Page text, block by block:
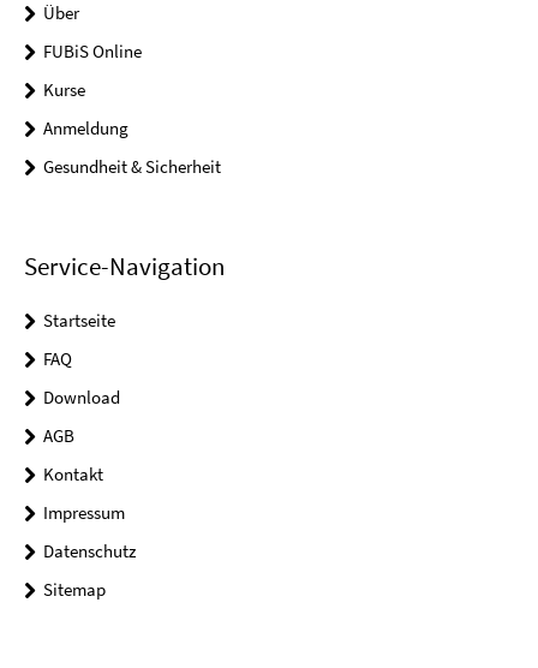
Über
FUBiS Online
Kurse
Anmeldung
Gesundheit & Sicherheit
Service-Navigation
Startseite
FAQ
Download
AGB
Kontakt
Impressum
Datenschutz
Sitemap